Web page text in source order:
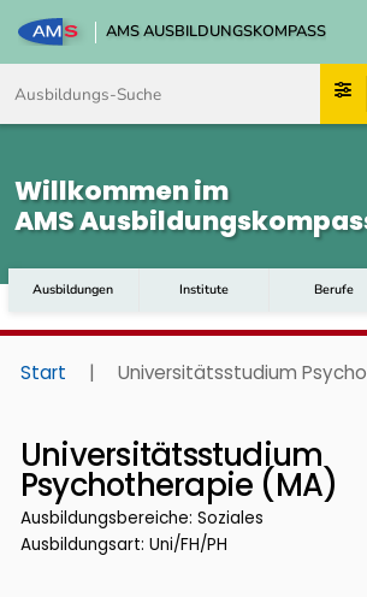
AMS AUSBILDUNGSKOMPASS
Willkommen im
AMS
Ausbildungen Institute Berufe
Start | Universitätsstudium
Universitätsstudium
Psychotherapie (MA)
Ausbildungsbereiche: Soziales
Ausbildungsart: Uni/FH/PH